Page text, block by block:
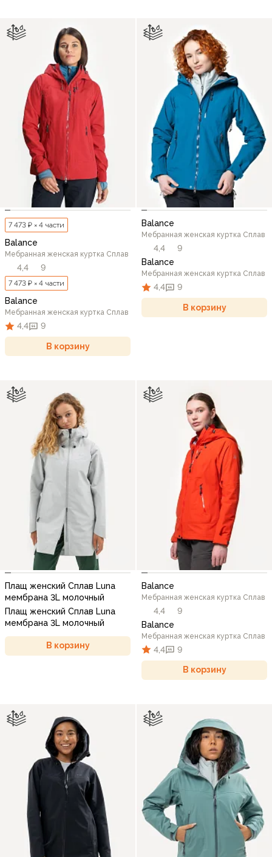
7 473 ₽ × 4 части
Balance
Мебранная женская куртка Сплав
4,4 9
7 473 ₽ × 4 части
Balance
Мебранная женская куртка Сплав
4,4 9
В корзину
Balance
Мебранная женская куртка Сплав
4,4
9
Balance
Мебранная женская куртка Сплав
4,4 9
В корзину
Плащ женский Сплав Luna
мембрана 3L молочный
Плащ женский Сплав Luna
мембрана 3L молочный
В корзину
Balance
Мебранная женская куртка Сплав
4,4
9
Balance
Мебранная женская куртка Сплав
4,4 9
В корзину